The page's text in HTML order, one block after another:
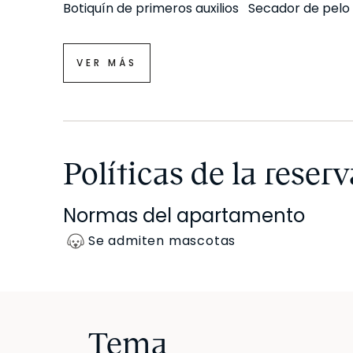
Botiquín de primeros auxilios Secador de pelo
VER MÁS
Políticas de la
Normas del apartamento
Se admiten mascotas
Tema